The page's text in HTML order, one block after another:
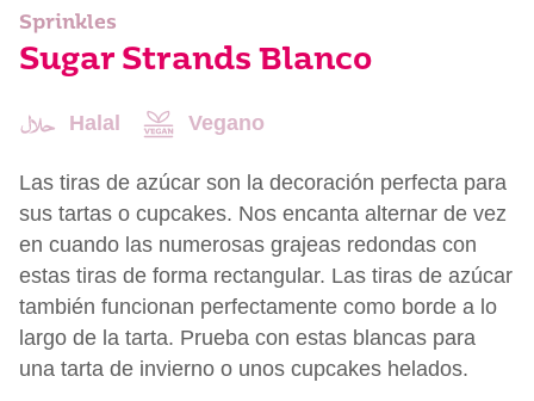
Sprinkles
Sugar Strands Blanco
Halal Vegano
Las tiras de azúcar son la decoración perfecta para
sus tartas o cupcakes. Nos encanta alternar de vez
en cuando las numerosas grajeas redondas con
estas tiras de forma rectangular. Las tiras de azúcar
también funcionan perfectamente como borde a lo
largo de la tarta. Prueba con estas blancas para
una tarta de invierno o unos cupcakes helados.